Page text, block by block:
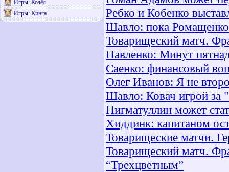
Игры: Козёл
Игры: Кинга
Ребко и Кобенко
Шавло: пока
Товарищеский матч.
Павленко: Минут
Саенко: финансовый
Олег Иванов: Я не
Шавло: Ковач игрой за
Нигматуллин может
Хиддинк: капитаном
Товарищеские матчи.
Товарищеский матч.
“Трехцветным”